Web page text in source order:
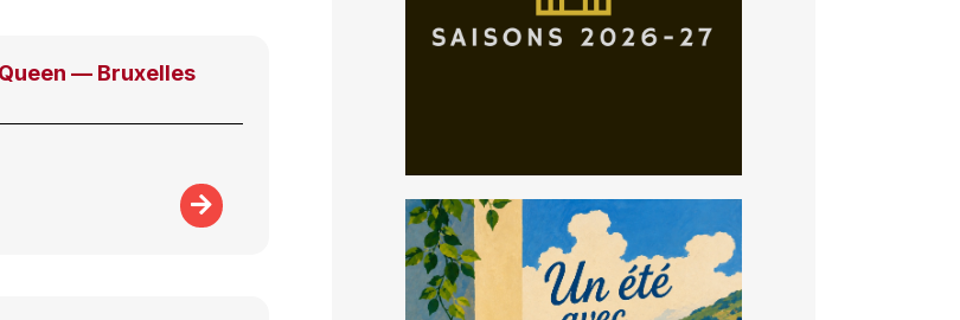
Queen — Bruxelles